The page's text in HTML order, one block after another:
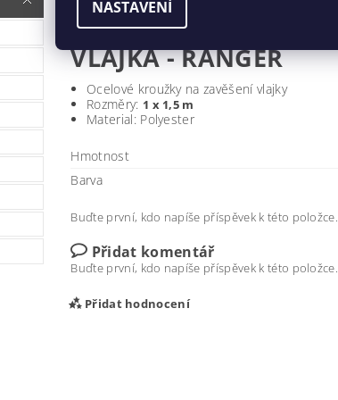
VLAJKA - RANGER
Ocelové kroužky na zavěšení vlajky
Rozměry: 1 x 1,5 m
Material: Polyester
Hmotnost
Barva
Buďte první, kdo napíše příspěvek k této položce.
Přidat komentář
Buďte první, kdo napíše příspěvek k této položce.
Přidat hodnocení
NASTAVENÍ